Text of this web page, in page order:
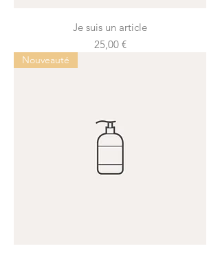
Je suis un article
Prix
25,00 €
Nouveauté